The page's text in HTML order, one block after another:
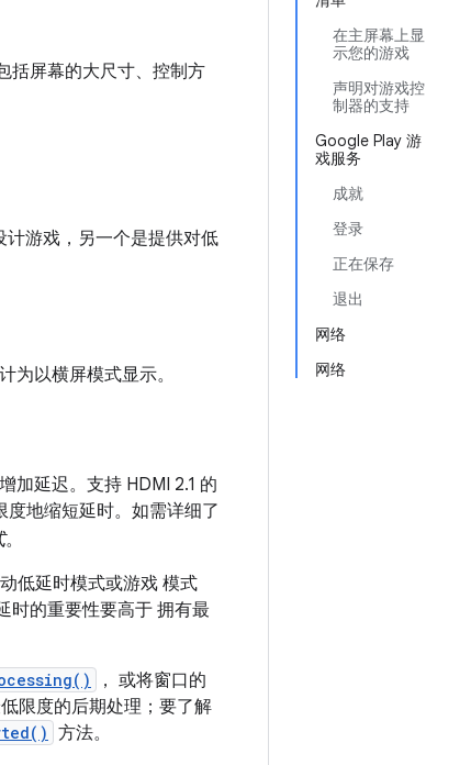
在主屏幕上显
示您的游戏
声明对游戏控
制器的支持
Google Play 游
戏服务
成就
登录
正在保存
退出
网络
网络
括屏幕的大尺寸、控制方
游戏，另一个是提供对低
为以横屏模式显示。
加延迟。支持 HDMI 2.1 的
地缩短延时。如需详细了
。
低延时模式或游戏 模式
时的重要性要高于 拥有最
， 或将窗口的
限度的后期处理；要了解
方法。